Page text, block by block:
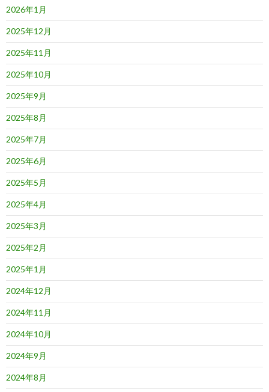
2026年1月
2025年12月
2025年11月
2025年10月
2025年9月
2025年8月
2025年7月
2025年6月
2025年5月
2025年4月
2025年3月
2025年2月
2025年1月
2024年12月
2024年11月
2024年10月
2024年9月
2024年8月